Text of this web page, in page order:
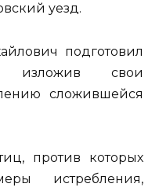
уезд.
подготовил
изложив свои
сложившейся
против которых
истребления,